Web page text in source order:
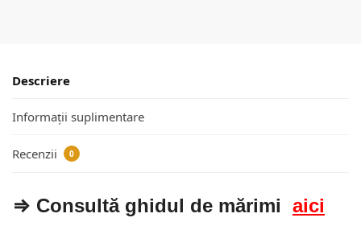
Descriere
Informații suplimentare
Recenzii 0
⇒ Consultă ghidul de mărimi aici